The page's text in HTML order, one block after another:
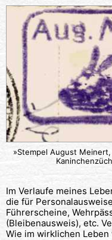
»Stempel August
Im Verlaufe meines
die für
Führerscheine,
(Bleibenausweis), etc.
Wie im wirklichen